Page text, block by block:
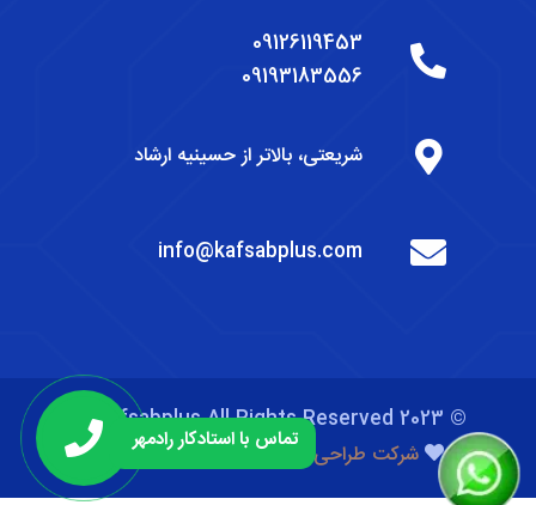
تماس با استادکار رادمهر
09126119453
09193183556
شریعتی، بالاتر از حسینیه ارشاد
info@kafsabplus.com
Kafsabplus All Rights Reserved 2023 ©
شرکت طراحی سایتوسئو سایت